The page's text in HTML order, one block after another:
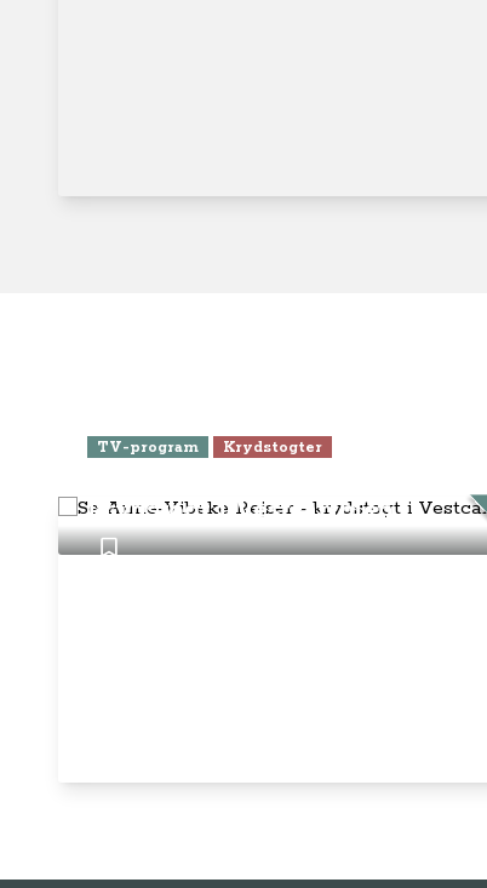
TV-program Krydstogter
krydstogt i Vestcaribien